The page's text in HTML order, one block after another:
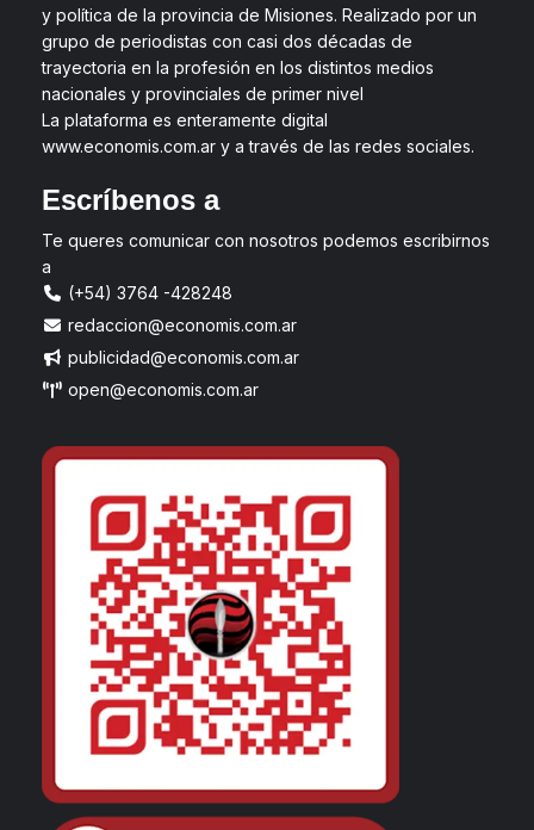
y política de la provincia de Misiones. Realizado por un
grupo de periodistas con casi dos décadas de
trayectoria en la profesión en los distintos medios
nacionales y provinciales de primer nivel
La plataforma es enteramente digital
www.economis.com.ar y a través de las redes sociales.
Escríbenos a
Te queres comunicar con nosotros podemos escribirnos
a
(+54) 3764 -428248
redaccion@economis.com.ar
publicidad@economis.com.ar
open@economis.com.ar